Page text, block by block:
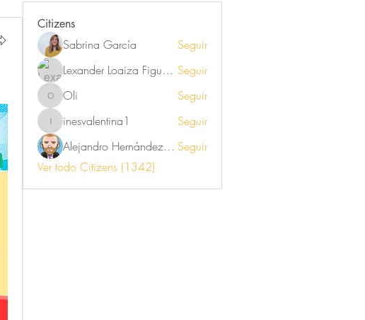
Citizens
Sabrina García
Seguir
Lexander Loaiza Figueroa Seguir
Oli Oli Seguir
inesvalentina1
inesvalentina1
Seguir
Alejandro Hernández Renner Seguir
Ver todo Citizens (1342)